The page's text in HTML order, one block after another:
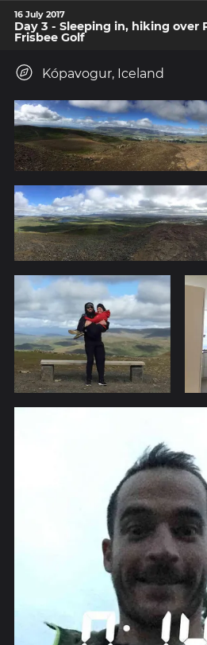
16 July 2017
Day 3 - Sleeping in, hiking over
Frisbee Golf
Kópavogur, Iceland